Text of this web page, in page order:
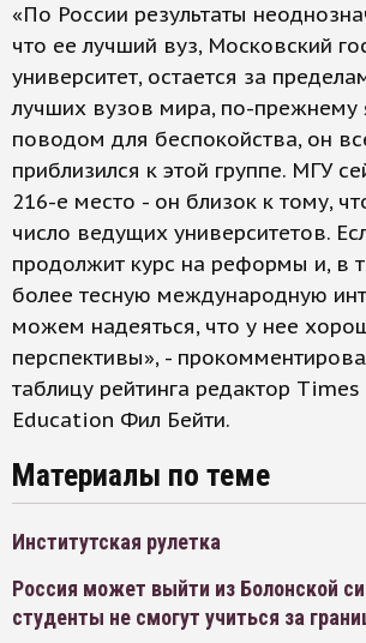
«По России результаты
что ее лучший вуз, Московский
университет, остается за
лучших вузов мира, по-прежнему
поводом для беспокойства, он
приблизился к этой группе. МГУ
216-е место - он близок к тому,
число ведущих университетов.
продолжит курс на реформы и, в
более тесную международную
можем надеяться, что у нее
перспективы», -
таблицу рейтинга редактор
Education Фил Бейти.
Материалы по теме
Институтская рулетка
Россия может выйти из Болонской
студенты не смогут учиться за